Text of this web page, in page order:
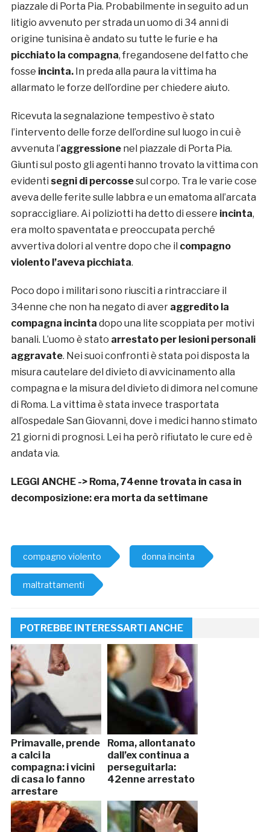
piazzale di Porta Pia. Probabilmente in seguito ad un
litigio avvenuto per strada un uomo di 34 anni di
origine tunisina è andato su tutte le furie e ha
picchiato la compagna, fregandosene del fatto che
fosse incinta.In preda alla paura la vittima ha
allarmato le forze dell’ordine per chiedere aiuto.
Ricevuta la segnalazione tempestivo è stato
l’intervento delle forze dell’ordine sul luogo in cui è
avvenuta l’aggressione nel piazzale di Porta Pia.
Giunti sul posto gli agenti hanno trovato la vittima con
evidenti segni di percossesul corpo. Tra le varie cose
aveva delle ferite sulle labbra e un ematoma all’arcata
sopraccigliare. Ai poliziotti ha detto di essere incinta,
era molto spaventata e preoccupata perché
avvertiva dolori al ventre dopo che il compagno
violento l’aveva picchiata.
Poco dopo i militari sono riusciti a rintracciare il
34enne che non ha negato di aver aggredito la
compagna incinta dopo una lite scoppiata per motivi
banali. L’uomo è stato arrestato per lesioni personali
aggravate. Nei suoi confronti è stata poi disposta la
misura cautelare del divieto di avvicinamento alla
compagna e la misura del divieto di dimora nel comune
di Roma. La vittima è stata invece trasportata
all’ospedale San Giovanni, dove i medici hanno stimato
21 giorni di prognosi. Lei ha però rifiutato le cure ed è
andata via.
LEGGI ANCHE -> Roma, 74enne trovata in casa in
decomposizione: era morta da settimane
compagno violento donna incinta
maltrattamenti
POTREBBE INTERESSARTI ANCHE
Primavalle, prende
a calci la
compagna: i vicini
di casa lo fanno
arrestare
Roma, allontanato
dall’ex continua a
perseguitarla:
42enne arrestato